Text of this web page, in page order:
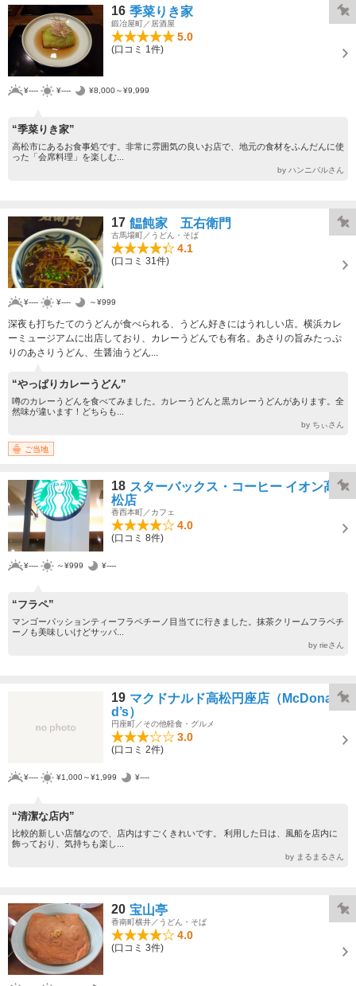
16 季菜りき家
鍛冶屋町／居酒屋
5.0
(口コミ 1件)
¥---- ¥---- ¥8,000～¥9,999
“季菜りき家”
高松市にあるお食事処です。非常に雰囲気の良いお店で、地元の食材をふんだんに使
った「会席料理」を楽しむ...
by ハンニバルさん
17 饂飩家 五右衛門
古馬場町／うどん・そば
4.1
(口コミ 31件)
¥---- ¥---- ～¥999
深夜も打ちたてのうどんが食べられる、うどん好きにはうれしい店。横浜カレ
ーミュージアムに出店しており、カレーうどんでも有名。あさりの旨みたっぷ
りのあさりうどん、生醤油うどん...
“やっぱりカレーうどん”
噂のカレーうどんを食べてみました。カレーうどんと黒カレーうどんがあります。全
然味が違います！どちらも...
by ちぃさん
ご当地
18 スターバックス・コーヒー イオン高
松店
香西本町／カフェ
4.0
(口コミ 8件)
¥---- ～¥999 ¥----
“フラペ”
マンゴーパッションティーフラペチーノ目当てに行きました。抹茶クリームフラペチ
ーノも美味しいけどサッパ...
by rieさん
19 マクドナルド高松円座店（McDonal
d’s）
円座町／その他軽食・グルメ
3.0
(口コミ 2件)
¥---- ¥1,000～¥1,999 ¥----
“清潔な店内”
比較的新しい店舗なので、店内はすごくきれいです。 利用した日は、風船を店内に
飾っており、気持ちも楽し...
by まるまるさん
20 宝山亭
香南町横井／うどん・そば
4.0
(口コミ 3件)